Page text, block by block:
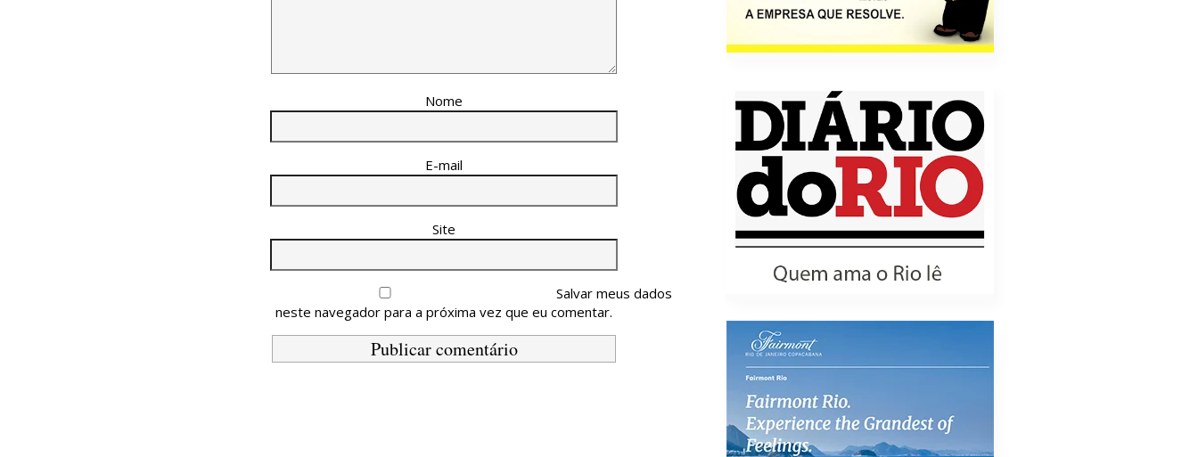
Nome
E-mail
Site
Salvar meus dados
neste navegador para a próxima vez que eu comentar.